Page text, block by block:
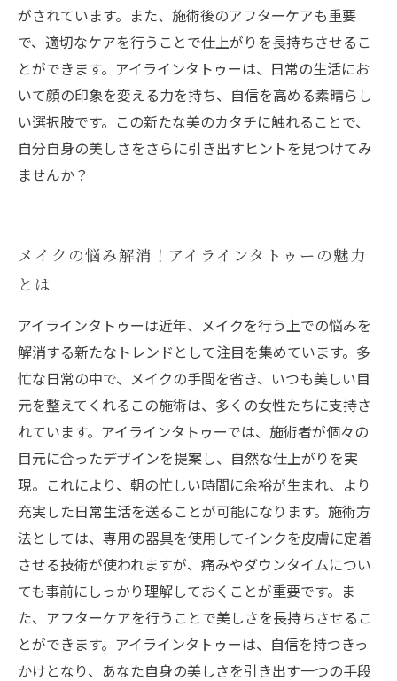
がされています。また、施術後のアフターケアも重要
で、適切なケアを行うことで仕上がりを長持ちさせるこ
とができます。アイラインタトゥーは、日常の生活にお
いて顔の印象を変える力を持ち、自信を高める素晴らし
い選択肢です。この新たな美のカタチに触れることで、
自分自身の美しさをさらに引き出すヒントを見つけてみ
ませんか？
メイクの悩み解消！アイラインタトゥーの魅力
とは
アイラインタトゥーは近年、メイクを行う上での悩みを
解消する新たなトレンドとして注目を集めています。多
忙な日常の中で、メイクの手間を省き、いつも美しい目
元を整えてくれるこの施術は、多くの女性たちに支持さ
れています。アイラインタトゥーでは、施術者が個々の
目元に合ったデザインを提案し、自然な仕上がりを実
現。これにより、朝の忙しい時間に余裕が生まれ、より
充実した日常生活を送ることが可能になります。施術方
法としては、専用の器具を使用してインクを皮膚に定着
させる技術が使われますが、痛みやダウンタイムについ
ても事前にしっかり理解しておくことが重要です。ま
た、アフターケアを行うことで美しさを長持ちさせるこ
とができます。アイラインタトゥーは、自信を持つきっ
かけとなり、あなた自身の美しさを引き出す一つの手段